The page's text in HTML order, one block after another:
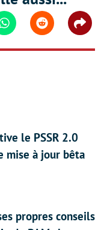
WhatsappReddit
le PSSR 2.0
mise à jour bêta
propres conseils